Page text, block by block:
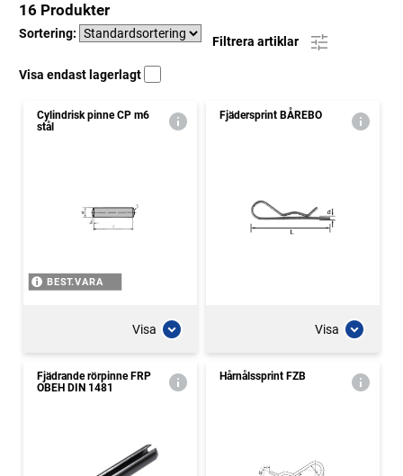
16 Produkter
Sortering:
Filtrera artiklar
Visa endast lagerlagt
Cylindrisk pinne CP m6
stål
BEST.VARA
Visa
Fjädersprint BÅREBO
Visa
Fjädrande rörpinne FRP
OBEH DIN 1481
Hårnålssprint FZB